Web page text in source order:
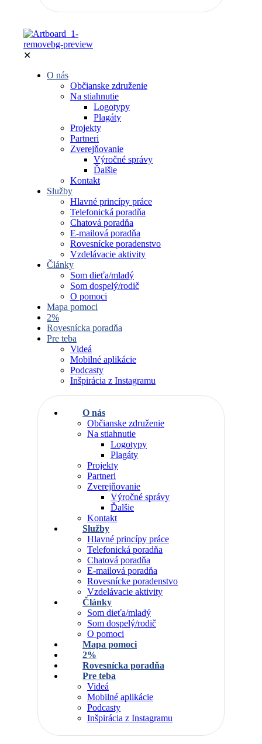
✕
O nás
Občianske združenie
Na stiahnutie
Logotypy
Plagáty
Projekty
Partneri
Zverejňovanie
Výročné správy
Ďalšie
Kontakt
Služby
Hlavné princípy práce
Telefonická poradňa
Chatová poradňa
E-mailová poradňa
Rovesnícke poradenstvo
Vzdelávacie aktivity
Články
Som dieťa/mladý
Som dospelý/rodič
O pomoci
Mapa pomoci
2%
Rovesnícka poradňa
Pre teba
Videá
Mobilné aplikácie
Podcasty
Inšpirácia z Instagramu
O nás
Občianske združenie
Na stiahnutie
Logotypy
Plagáty
Projekty
Partneri
Zverejňovanie
Výročné správy
Ďalšie
Kontakt
Služby
Hlavné princípy práce
Telefonická poradňa
Chatová poradňa
E-mailová poradňa
Rovesnícke poradenstvo
Vzdelávacie aktivity
Články
Som dieťa/mladý
Som dospelý/rodič
O pomoci
Mapa pomoci
2%
Rovesnícka poradňa
Pre teba
Videá
Mobilné aplikácie
Podcasty
Inšpirácia z Instagramu